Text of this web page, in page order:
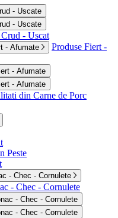
- Uscate
- Uscate
Crud - Uscat
- Afumate
Produse Fiert -
- Afumate
- Afumate
din Carne de Porc
Peste
- Chec - Cornulete
- Chec - Cornulete
- Chec - Cornulete
- Chec - Cornulete